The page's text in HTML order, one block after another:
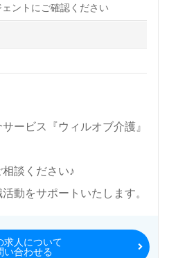
ントにご確認ください
ービス『ウィルオブ介護』
談ください♪
動をサポートいたします。
求人について
い合わせる